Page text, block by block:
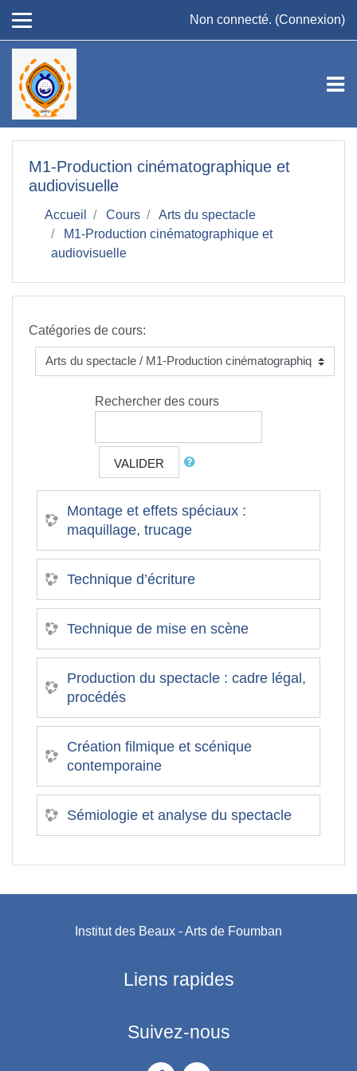
Non connecté. (Connexion)
M1-Production cinématographique et
audiovisuelle
Accueil Cours
Arts du spectacle
M1-Production cinématographique et
audiovisuelle
Catégories de cours:
Rechercher des cours
VALIDER
Montage et effets spéciaux :
maquillage, trucage
Technique d’écriture
Technique de mise en scène
Production du spectacle : cadre légal,
procédés
Création filmique et scénique
contemporaine
Sémiologie et analyse du spectacle
Institut des Beaux - Arts de Foumban
Liens rapides
Suivez-nous